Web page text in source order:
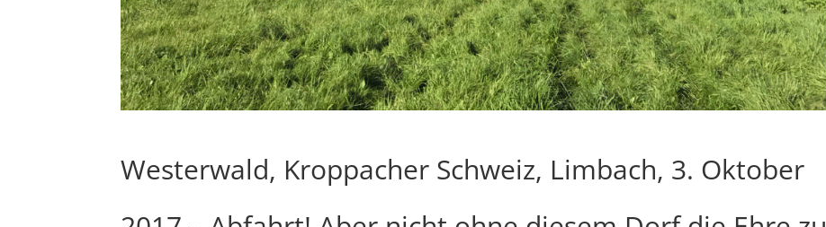
Westerwald, Kroppacher Schweiz, Limbach, 3. Oktober